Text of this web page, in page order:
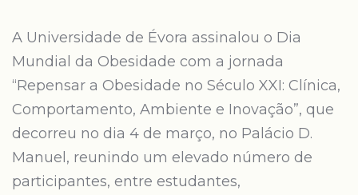
A Universidade de Évora assinalou o Dia
Mundial da Obesidade com a jornada
“Repensar a Obesidade no Século XXI: Clínica,
Comportamento, Ambiente e Inovação”, que
decorreu no dia 4 de março, no Palácio D.
Manuel, reunindo um elevado número de
participantes, entre estudantes,